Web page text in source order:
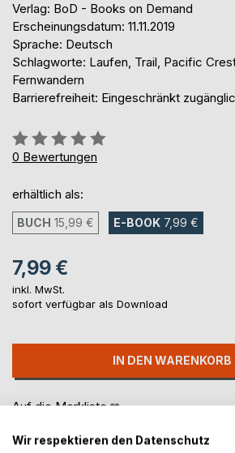
Verlag: BoD - Books on Demand
Erscheinungsdatum: 11.11.2019
Sprache: Deutsch
Schlagworte: Laufen, Trail, Pacific
Fernwandern
Barrierefreiheit: Eingeschränkt
Bewertung::
0%
0 Bewertungen
erhältlich als:
BUCH 15,99 € E-BOOK 7,99 €
7,99 €
inkl. MwSt.
sofort verfügbar als Download
IN DEN WARENKORB
Auf die Merkliste
Wir respektieren den Datenschutz